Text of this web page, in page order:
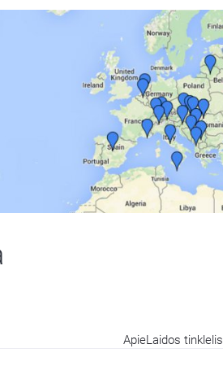
ApieLaidos tinklelis